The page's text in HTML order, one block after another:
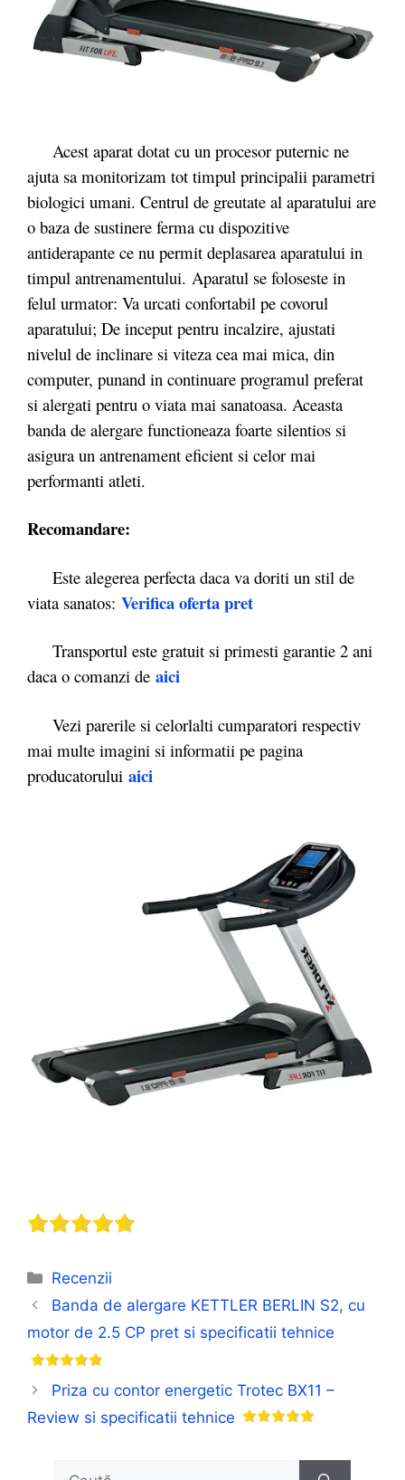
Acest aparat dotat cu un procesor puternic ne
ajuta sa monitorizam tot timpul principalii parametri
biologici umani. Centrul de greutate al aparatului are
o baza de sustinere ferma cu dispozitive
antiderapante ce nu permit deplasarea aparatului in
timpul antrenamentului. Aparatul se foloseste in
felul urmator: Va urcati confortabil pe covorul
aparatului; De inceput pentru incalzire, ajustati
nivelul de inclinare si viteza cea mai mica, din
computer, punand in continuare programul preferat
si alergati pentru o viata mai sanatoasa. Aceasta
banda de alergare functioneaza foarte silentios si
asigura un antrenament eficient si celor mai
performanti atleti.
Recomandare:
Este alegerea perfecta daca va doriti un stil de
viata sanatos: Verifica oferta pret
Transportul este gratuit si primesti garantie 2 ani
daca o comanzi de aici
Vezi parerile si celorlalti cumparatori respectiv
mai multe imagini si informatii pe pagina
producatorului aici
Categorii
Recenzii
Banda de alergare KETTLER BERLIN S2, cu
motor de 2.5 CP pret si specificatii tehnice
Priza cu contor energetic Trotec BX11 –
Review si specificatii tehnice